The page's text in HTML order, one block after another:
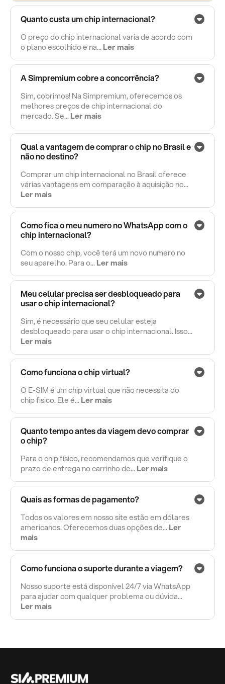
Quanto custa um chip internacional?
O preço do chip internacional varia de acordo com
o plano escolhido e na...Ler mais
A Simpremium cobre a concorrência?
Sim, cobrimos! Na Simpremium, oferecemos os
melhores preços de chip internacional do
mercado. Se...Ler mais
Qual a vantagem de comprar o chip no Brasil e
não no destino?
Comprar um chip internacional no Brasil oferece
várias vantagens em comparação à aquisição no...
Ler mais
Como fica o meu numero no WhatsApp com o
chip internacional?
Com o nosso chip, você terá um novo numero no
seu aparelho. Para o...Ler mais
Meu celular precisa ser desbloqueado para
usar o chip internacional?
Sim, é necessário que seu celular esteja
desbloqueado para usar o chip internacional. Isso...
Ler mais
Como funciona o chip virtual?
O E-SIM é um chip virtual que não necessita do
chip fisico. Ele é...Ler mais
Quanto tempo antes da viagem devo comprar
o chip?
Para o chip físico, recomendamos que verifique o
prazo de entrega no carrinho de...Ler mais
Quais as formas de pagamento?
Todos os valores em nosso site estão em dólares
americanos. Oferecemos duas opções de...Ler
mais
Como funciona o suporte durante a viagem?
Nosso suporte está disponível 24/7 via WhatsApp
para ajudar com qualquer problema ou dúvida...
Ler mais